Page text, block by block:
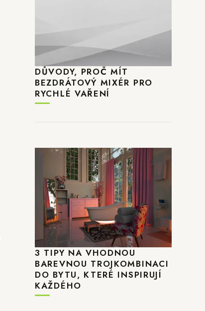
DŮVODY, PROČ MÍT
BEZDRÁTOVÝ MIXÉR PRO
RYCHLÉ VAŘENÍ
3 TIPY NA VHODNOU
BAREVNOU TROJKOMBINACI
DO BYTU, KTERÉ INSPIRUJÍ
KAŽDÉHO